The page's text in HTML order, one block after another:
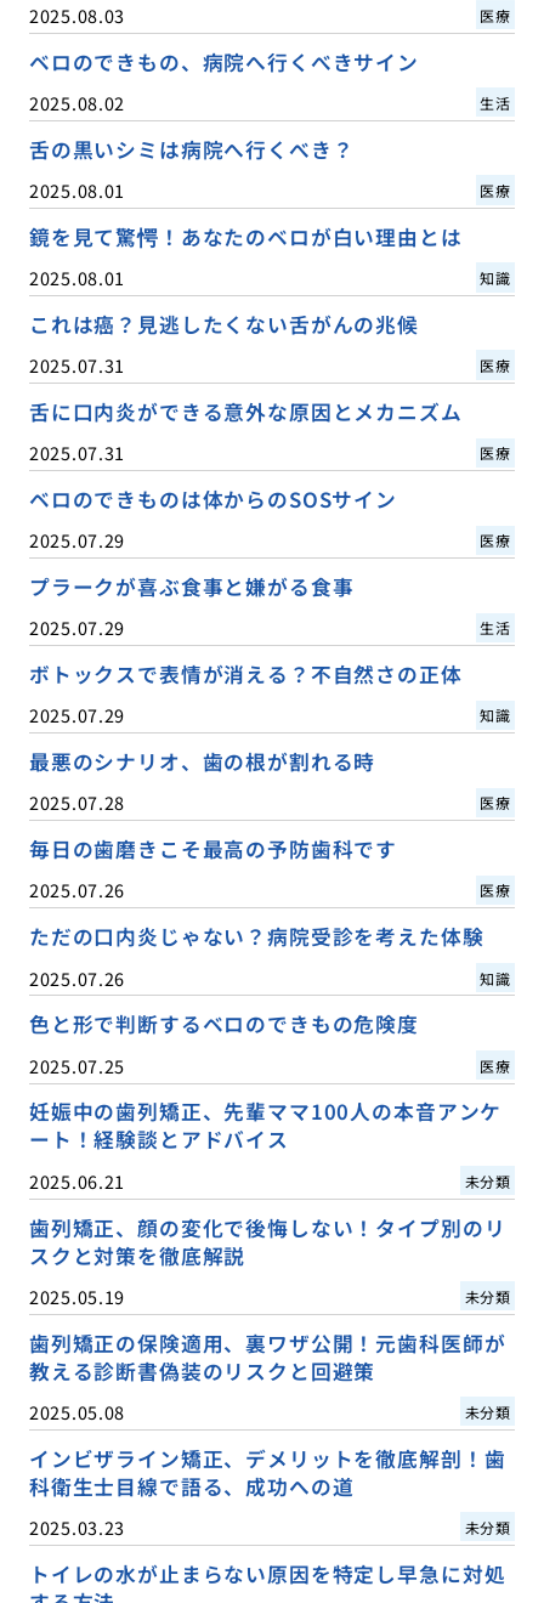
2025.08.03 医療
ベロのできもの、病院へ行くべきサイン
2025.08.02 生活
舌の黒いシミは病院へ行くべき？
2025.08.01 医療
鏡を見て驚愕！あなたのベロが白い理由とは
2025.08.01 知識
これは癌？見逃したくない舌がんの兆候
2025.07.31 医療
舌に口内炎ができる意外な原因とメカニズム
2025.07.31 医療
ベロのできものは体からのSOSサイン
2025.07.29 医療
プラークが喜ぶ食事と嫌がる食事
2025.07.29 生活
ボトックスで表情が消える？不自然さの正体
2025.07.29 知識
最悪のシナリオ、歯の根が割れる時
2025.07.28 医療
毎日の歯磨きこそ最高の予防歯科です
2025.07.26 医療
ただの口内炎じゃない？病院受診を考えた体験
2025.07.26 知識
色と形で判断するベロのできもの危険度
2025.07.25 医療
妊娠中の歯列矯正、先輩ママ100人の本音アンケ
ート！経験談とアドバイス
2025.06.21 未分類
歯列矯正、顔の変化で後悔しない！タイプ別のリ
スクと対策を徹底解説
2025.05.19 未分類
歯列矯正の保険適用、裏ワザ公開！元歯科医師が
教える診断書偽装のリスクと回避策
2025.05.08 未分類
インビザライン矯正、デメリットを徹底解剖！歯
科衛生士目線で語る、成功への道
2025.03.23 未分類
トイレの水が止まらない原因を特定し早急に対処